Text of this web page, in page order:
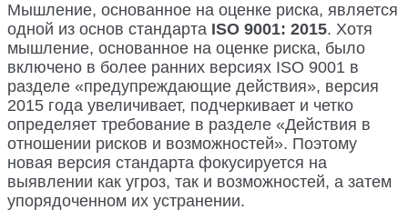
Мышление, основанное на оценке риска, является
одной из основ стандарта ISO 9001: 2015. Хотя
мышление, основанное на оценке риска, было
включено в более ранних версиях ISO 9001 в
разделе «предупреждающие действия», версия
2015 года увеличивает, подчеркивает и четко
определяет требование в разделе «Действия в
отношении рисков и возможностей». Поэтому
новая версия стандарта фокусируется на
выявлении как угроз, так и возможностей, а затем
упорядоченном их устранении.